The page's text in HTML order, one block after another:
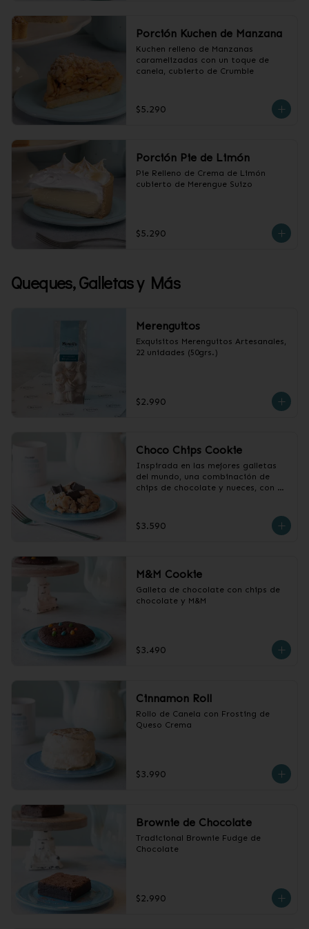
Porción Kuchen de Manzana
Kuchen relleno de Manzanas
caramelizadas con un toque de
canela, cubierto de Crumble
$5.290
Porción Pie de Limón
Pie Relleno de Crema de Limón
cubierto de Merengue Suizo
$5.290
Queques, Galletas y Más
Merenguitos
Exquisitos Merenguitos Artesanales,
22 unidades (50grs.)
$2.990
Choco Chips Cookie
Inspirada en las mejores galletas
del mundo, una combinación de
chips de chocolate y nueces, con
$3.590
M&M Cookie
Galleta de chocolate con chips de
chocolate y M&M
$3.490
Cinnamon Roll
Rollo de Canela con Frosting de
Queso Crema
$3.990
Brownie de Chocolate
Tradicional Brownie Fudge de
Chocolate
$2.990